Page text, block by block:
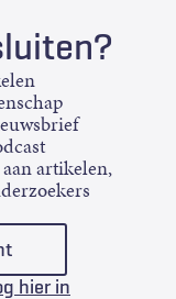
artikelen,
hier in